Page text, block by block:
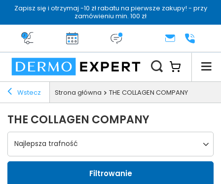
Zapisz się i otrzymaj -10 zł rabatu na pierwsze zakupy! - przy
zamówieniu min. 100 zł
Darmowa dostawa od 199 zł
14 dni na zwrotDermo konsultacjaKONTAKT+48 222
Wstecz Strona główna THE COLLAGEN COMPANY
THE COLLAGEN COMPANY
Wybierz sortowanie
Najlepsza trafność
Filtrowanie